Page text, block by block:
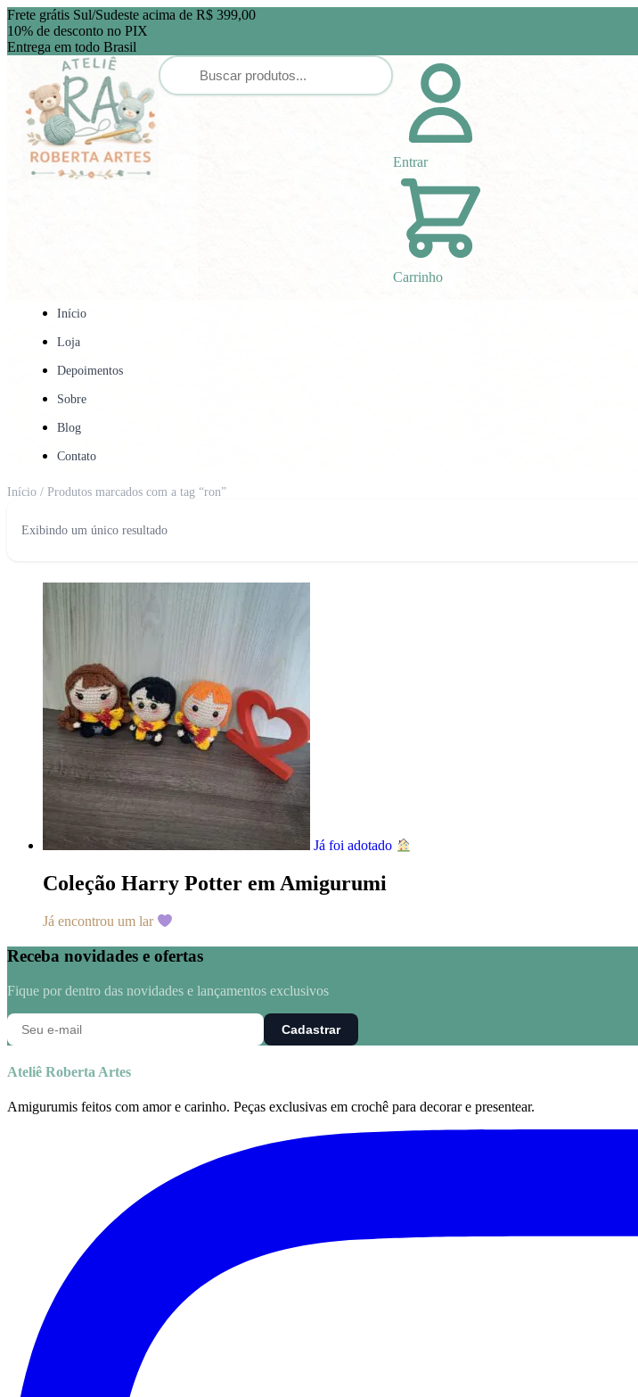
Frete grátis Sul/Sudeste acima de R$ 399,00
10% de desconto no PIX
Entrega em todo Brasil
Entrar
Carrinho
Início
Loja
Depoimentos
Sobre
Blog
Contato
Início / Produtos marcados com a tag “ron”
Exibindo um único resultado
Já foi adotado
Coleção Harry Potter em Amigurumi
Já encontrou um lar
Receba novidades e ofertas
Fique por dentro das novidades e lançamentos exclusivos
Cadastrar
Ateliê Roberta Artes
Amigurumis feitos com amor e carinho. Peças exclusivas em crochê para decorar e presentear.